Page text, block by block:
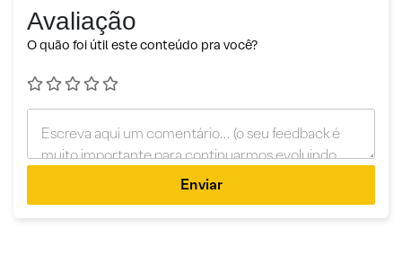
Avaliação
O quão foi útil este conteúdo pra você?
Enviar